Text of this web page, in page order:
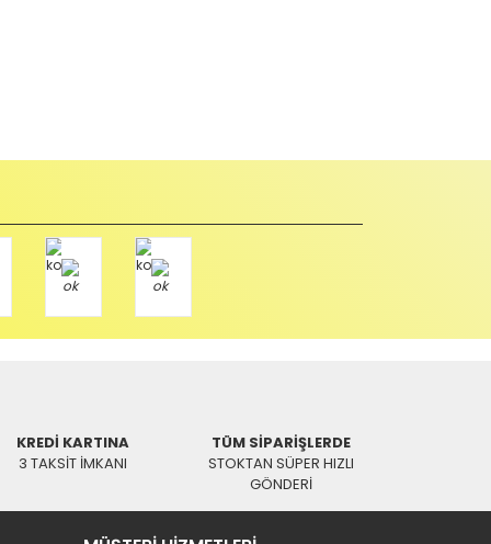
KREDİ KARTINA
3 TAKSİT İMKANI
TÜM SİPARİŞLERDE
STOKTAN SÜPER HIZLI
GÖNDERİ